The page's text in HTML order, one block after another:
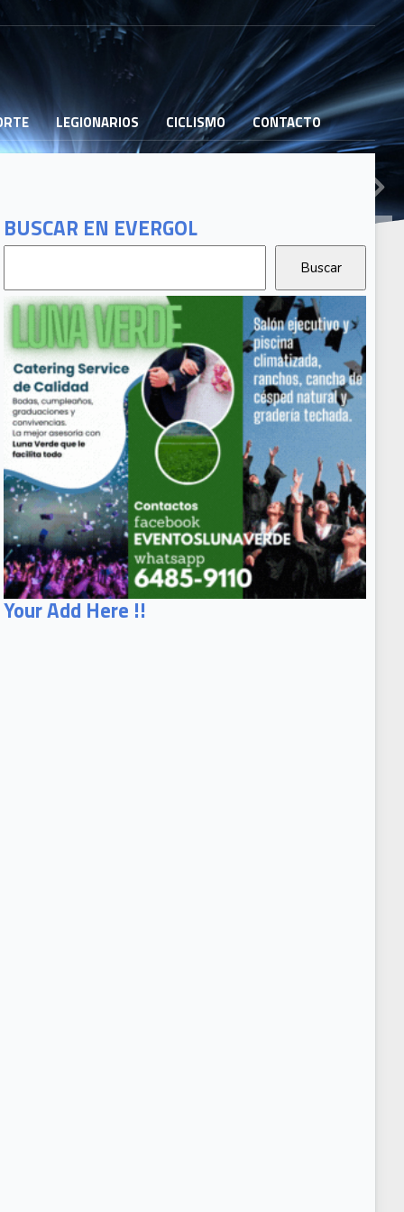
LEGIONARIOS CICLISMO CONTACTO
BUSCAR EN EVERGOL
Your Add Here !!